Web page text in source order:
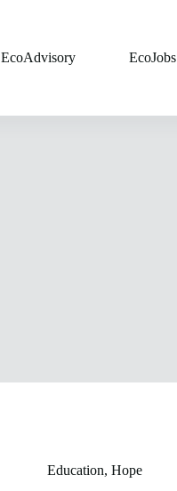
EcoAdvisory EcoJobs
Education,Hope